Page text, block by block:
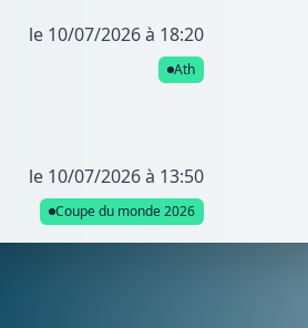
le 10/07/2026 à 18:20
Ath
le 10/07/2026 à 13:50
Coupe du monde 2026